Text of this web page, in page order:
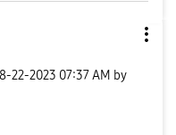
22-2023 07:37 AM by